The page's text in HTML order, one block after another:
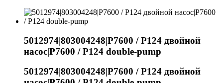
5012974|803004248|P7600 / P124 двойной
насос|P7600 / P124 double-pump
5012974|803004248|P7600 / P124 двойной